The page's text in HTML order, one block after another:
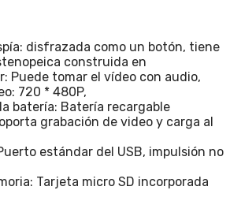
disfrazada como un botón, tiene
construida en
Puede tomar el vídeo con audio,
720 * 480P,
batería: Batería recargable
grabación de video y carga al
estándar del USB, impulsión no
Tarjeta micro SD incorporada